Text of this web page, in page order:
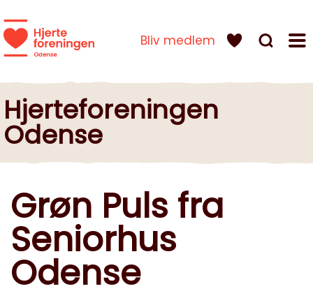
Bliv medlem
Hjerteforeningen
Odense
Grøn Puls fra
Seniorhus
Odense